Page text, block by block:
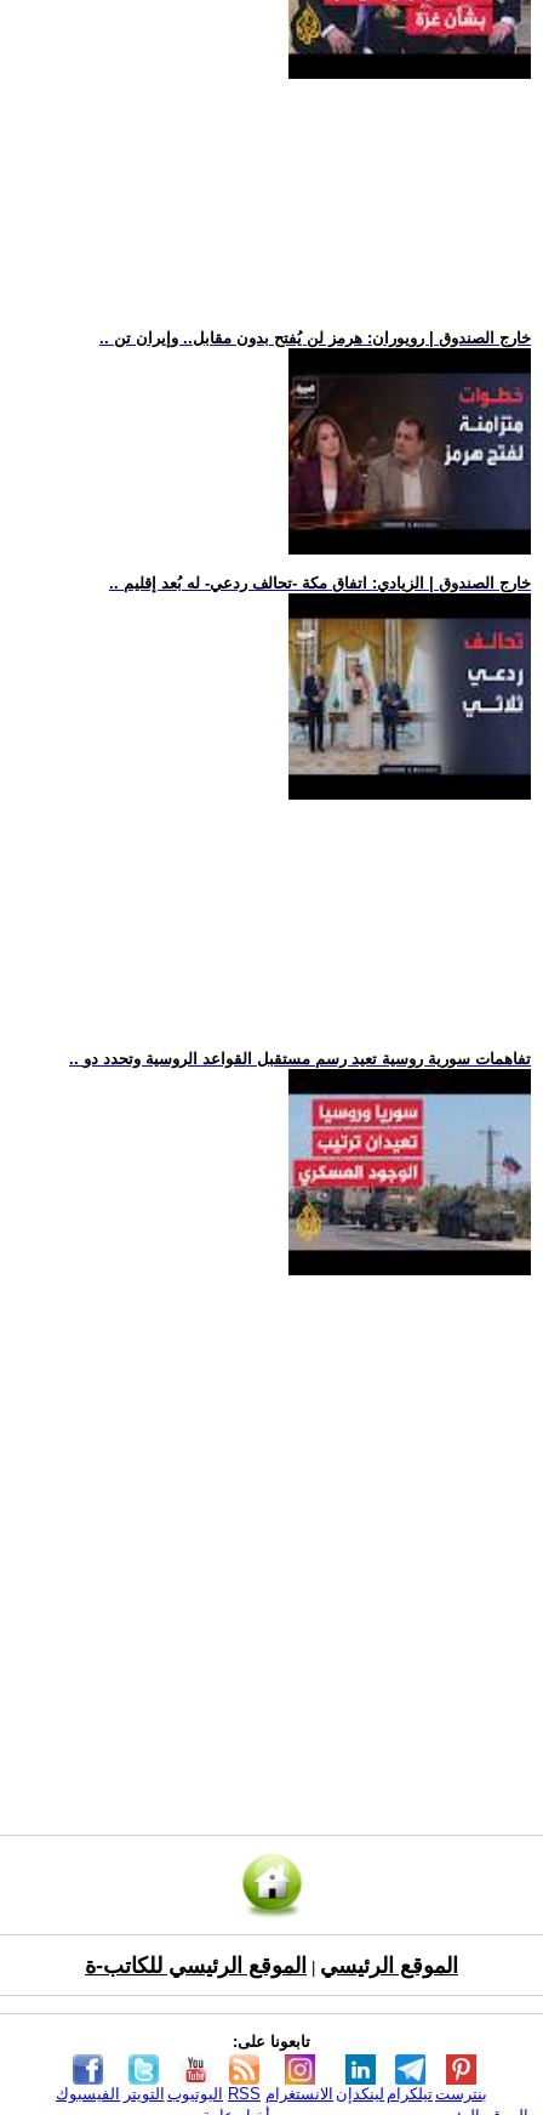
.. خارج الصندوق | رويوران: هرمز لن يُفتح بدون مقابل.. وإيران تن
.. خارج الصندوق | الزيادي: اتفاق مكة -تحالف ردعي- له بُعد إقليم
.. تفاهمات سورية روسية تعيد رسم مستقبل القواعد الروسية وتحدد دو
الموقع الرئيسي الموقع الرئيسي للكاتب-ة
تابعونا على:
الفيسبوك التويتر اليوتيوب RSS الانستغرام لينكدإن تيلكرامبنترست